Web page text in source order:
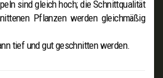
sind gleich hoch; die Schnittqualität
Pflanzen werden gleichmäßig
tief und gut geschnitten werden.